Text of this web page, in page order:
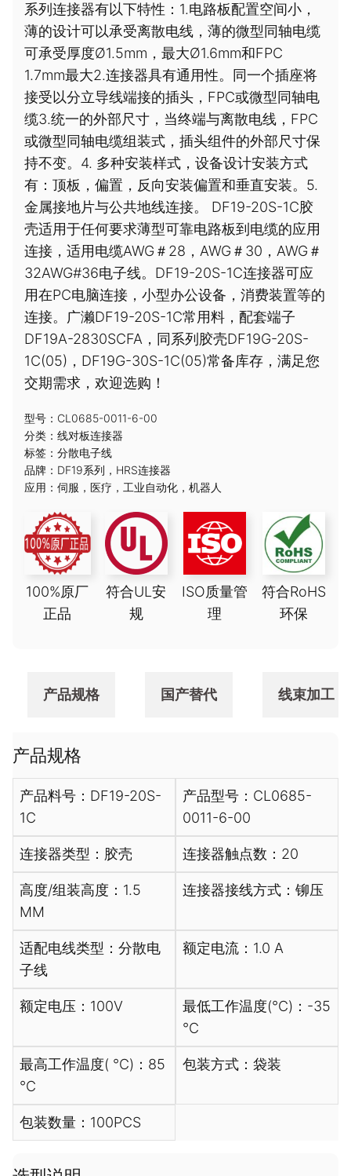
系列连接器有以下特性：1.电路板配置空间小，
薄的设计可以承受离散电线，薄的微型同轴电缆
可承受厚度Ø1.5mm，最大Ø1.6mm和FPC
1.7mm最大2.连接器具有通用性。同一个插座将
接受以分立导线端接的插头，FPC或微型同轴电
缆3.统一的外部尺寸，当终端与离散电线，FPC
或微型同轴电缆组装式，插头组件的外部尺寸保
持不变。4. 多种安装样式，设备设计安装方式
有：顶板，偏置，反向安装偏置和垂直安装。5.
金属接地片与公共地线连接。 DF19-20S-1C胶
壳适用于任何要求薄型可靠电路板到电缆的应用
连接，适用电缆AWG＃28，AWG＃30，AWG＃
32AWG#36电子线。DF19-20S-1C连接器可应
用在PC电脑连接，小型办公设备，消费装置等的
连接。广濑DF19-20S-1C常用料，配套端子
DF19A-2830SCFA，同系列胶壳DF19G-20S-
1C(05)，DF19G-30S-1C(05)常备库存，满足您
交期需求，欢迎选购！
型号：CL0685-0011-6-00
分类： 线对板连接器
标签： 分散电子线
品牌： DF19系列 ， HRS连接器
应用： 伺服 ， 医疗 ， 工业自动化 ， 机器人
100%原厂
正品
符合UL安
规
ISO质量管
理
符合RoHS
环保
产品规格 国产替代 线束加工
产品规格
产品料号：DF19-20S-
1C
产品型号：CL0685-
0011-6-00
连接器类型：胶壳 连接器触点数：20
高度/组装高度：1.5
MM
连接器接线方式：铆压
适配电线类型：分散电
子线
额定电流：1.0 A
额定电压：100V
最低工作温度(℃)：-35
℃
最高工作温度( ℃)：85
℃
包装方式：袋装
包装数量：100PCS